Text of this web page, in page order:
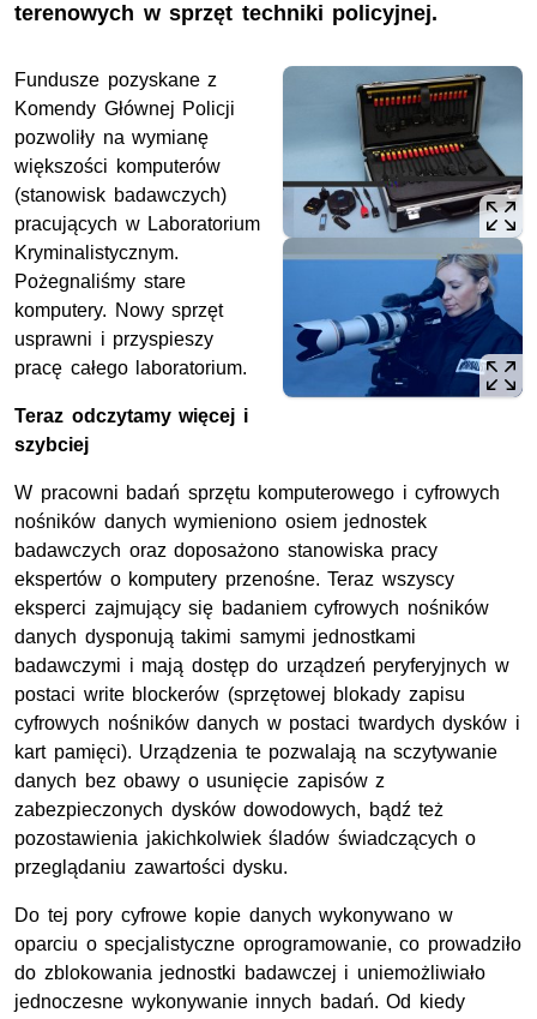
terenowych w sprzęt techniki policyjnej.
Fundusze pozyskane z
Komendy Głównej Policji
pozwoliły na wymianę
większości komputerów
(stanowisk badawczych)
pracujących w Laboratorium
Kryminalistycznym.
Pożegnaliśmy stare
komputery. Nowy sprzęt
usprawni i przyspieszy
pracę całego laboratorium.
Teraz odczytamy więcej i
szybciej
W pracowni badań sprzętu komputerowego i cyfrowych
nośników danych wymieniono osiem jednostek
badawczych oraz doposażono stanowiska pracy
ekspertów o komputery przenośne. Teraz wszyscy
eksperci zajmujący się badaniem cyfrowych nośników
danych dysponują takimi samymi jednostkami
badawczymi i mają dostęp do urządzeń peryferyjnych w
postaci write blockerów (sprzętowej blokady zapisu
cyfrowych nośników danych w postaci twardych dysków i
kart pamięci). Urządzenia te pozwalają na sczytywanie
danych bez obawy o usunięcie zapisów z
zabezpieczonych dysków dowodowych, bądź też
pozostawienia jakichkolwiek śladów świadczących o
przeglądaniu zawartości dysku.
Do tej pory cyfrowe kopie danych wykonywano w
oparciu o specjalistyczne oprogramowanie, co prowadziło
do zblokowania jednostki badawczej i uniemożliwiało
jednoczesne wykonywanie innych badań. Od kiedy